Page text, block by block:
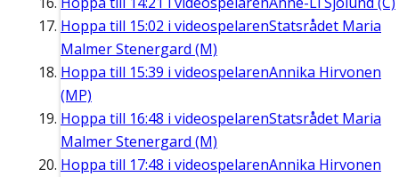
Hoppa till 15:02 i videospelarenStatsrådet Maria
Malmer Stenergard (M)
Hoppa till 15:39 i videospelarenAnnika Hirvonen
(MP)
Hoppa till 16:48 i videospelarenStatsrådet Maria
Malmer Stenergard (M)
Hoppa till 17:48 i videospelarenAnnika Hirvonen